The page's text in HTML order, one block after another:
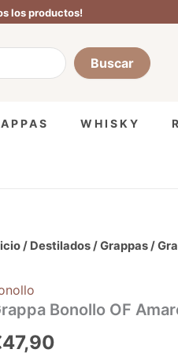
los productos!
Buscar
WHISKY
/ Destilados/Grappas/
Bonollo OF
47,90